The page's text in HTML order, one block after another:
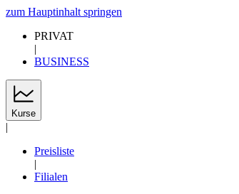
zum Hauptinhalt springen
PRIVAT
|
BUSINESS
Kurse
|
Preisliste
|
Filialen